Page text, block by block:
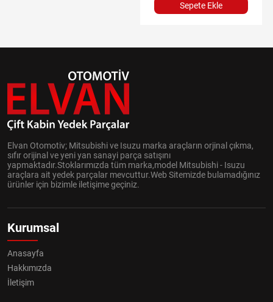
Sepete Ekle
Elvan Otomotiv; Mitsubishi ve Isuzu marka araçların orjinal çıkma,
sıfır orijinal ve yeni yan sanayi parça satışını
yapmaktadır.Stoklarımızda tüm marka,model Mitsubishi - Isuzu
araçlara ait yedek parçalar mevcuttur.Web Sitemizde bulamadığınız
ürünler için bizimle iletişime geçiniz.
Kurumsal
Anasayfa
Hakkımızda
İletişim